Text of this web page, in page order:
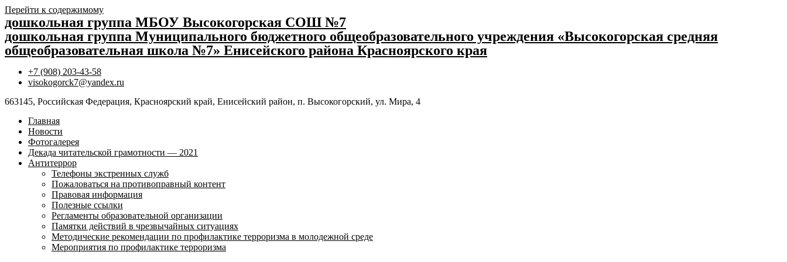
Перейти к содержимому
дошкольная группа МБОУ Высокогорская СОШ №7
дошкольная группа Муниципального бюджетного общеобразовательного учреждения «Высокогорская средняя
общеобразовательная школа №7» Енисейского района Красноярского края
+7 (908) 203-43-58
visokogorck7@yandex.ru
663145, Российская Федерация, Красноярский край, Енисейский район, п. Высокогорский, ул. Мира, 4
Главная
Новости
Фотогалерея
Декада читательской грамотности — 2021
Антитеррор
Телефоны экстренных служб
Пожаловаться на противоправный контент
Правовая информация
Полезные ссылки
Регламенты образовательной организации
Памятки действий в чрезвычайных ситуациях
Методические рекомендации по профилактике терроризма в молодежной среде
Мероприятия по профилактике терроризма